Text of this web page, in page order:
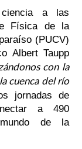
a las
Física de la
(PUCV)
Albert Taupp
con la
cuenca del río
jornadas de
a 490
de la